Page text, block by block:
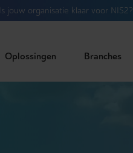
Is jouw organisatie klaar voor NIS2?
Oplossingen Branches